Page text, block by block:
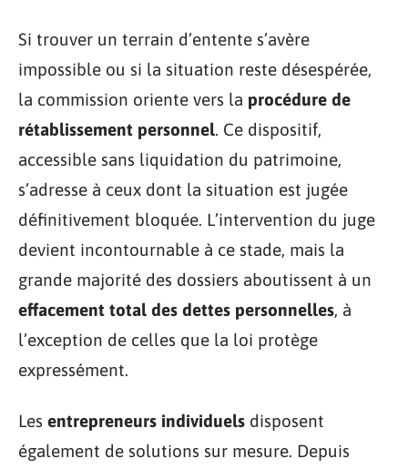
Si trouver un terrain d’entente s’avère
impossible ou si la situation reste désespérée,
la commission oriente vers la procédure de
rétablissement personnel. Ce dispositif,
accessible sans liquidation du patrimoine,
s’adresse à ceux dont la situation est jugée
définitivement bloquée. L’intervention du juge
devient incontournable à ce stade, mais la
grande majorité des dossiers aboutissent à un
effacement total des dettes personnelles, à
l’exception de celles que la loi protège
expressément.
Les entrepreneurs individuels disposent
également de solutions sur mesure. Depuis